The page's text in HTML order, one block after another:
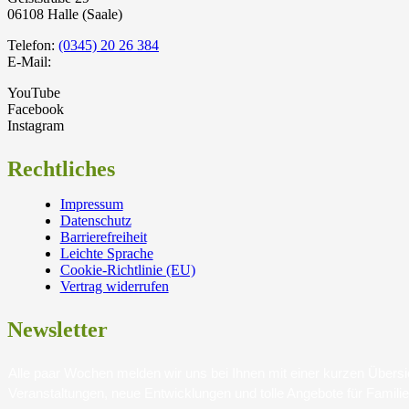
06108 Halle (Saale)
Telefon: (0345) 20 26 384
E-Mail:
YouTube
Facebook
Instagram
Rechtliches
Impressum
Datenschutz
Barrierefreiheit
Leichte Sprache
Cookie-Richtlinie (EU)
Vertrag widerrufen
Newsletter